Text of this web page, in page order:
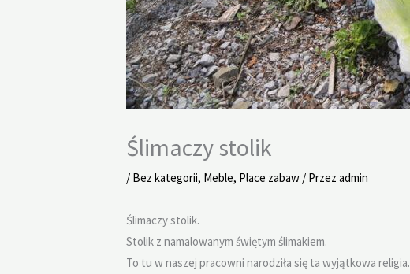
Ślimaczy stolik
/ Bez kategorii, Meble, Place zabaw / Przez admin
Ślimaczy stolik.
Stolik z namalowanym świętym ślimakiem.
To tu w naszej pracowni narodziła się ta wyjątkowa religia.